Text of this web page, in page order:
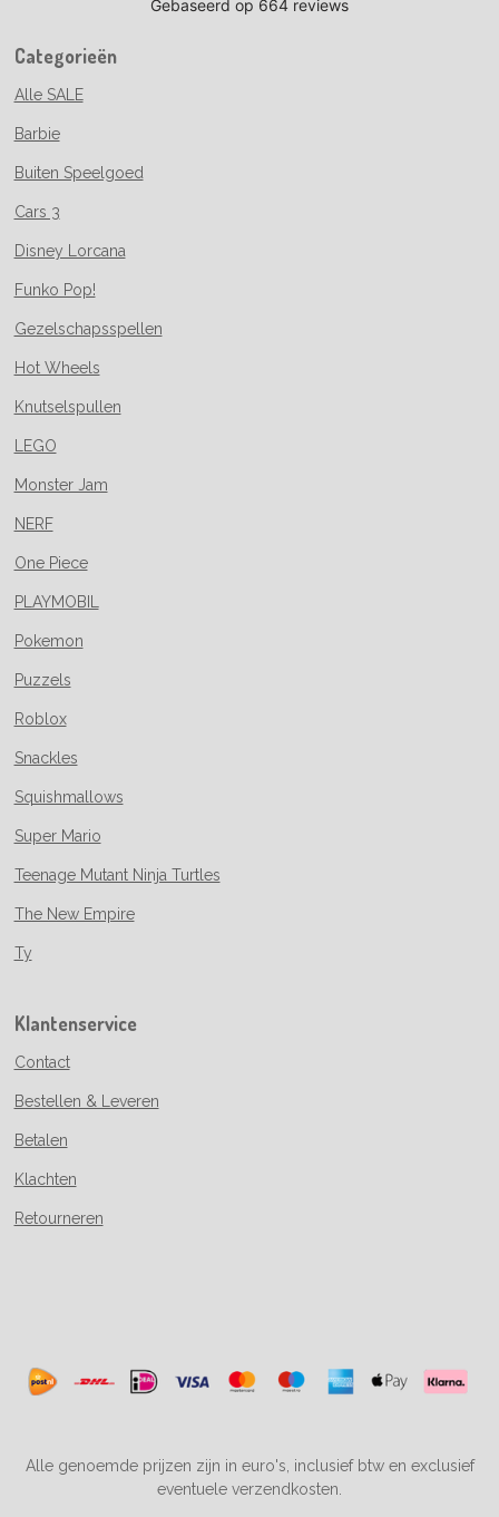
Categorieën
Alle SALE
Barbie
Buiten Speelgoed
Cars 3
Disney Lorcana
Funko Pop!
Gezelschapsspellen
Hot Wheels
Knutselspullen
LEGO
Monster Jam
NERF
One Piece
PLAYMOBIL
Pokemon
Puzzels
Roblox
Snackles
Squishmallows
Super Mario
Teenage Mutant Ninja Turtles
The New Empire
Ty
Klantenservice
Contact
Bestellen & Leveren
Betalen
Klachten
Retourneren
Alle genoemde prijzen zijn in euro's, inclusief btw en exclusief
eventuele verzendkosten.